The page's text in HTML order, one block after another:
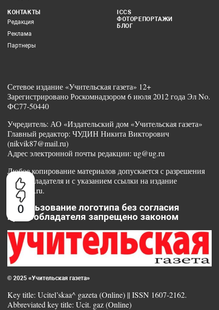
0
КОНТАКТЫ
Редакция
Реклама
Партнеры
ICCS
ФОТОРЕПОРТАЖИ
БЛОГ
Сетевое издание «Учительская газета» 12+
Зарегистрировано Роскомнадзором 6 июля 2012 года Эл No.
ФС77-50440
Учредитель: АО «Издательский дом «Учительская газета»
Главный редактор: ЧУДИН Никита Викторович
(nikvik87@mail.ru)
Адрес электронной почты редакции: ug@ug.ru
Любое копирование материалов допускается с разрешения
правообладателя и с указанием ссылки на издание
www.ug.ru.
Использование логотипа без согласия
правообладателя запрещено законом
© 2025 «Учительская газета»
Key title: Ucitel’skaa^ gazeta (Online) || ISSN 1607-2162.
Abbreviated key title: Ucit. gaz (Online)